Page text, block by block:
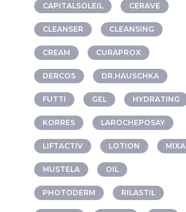
CAPITALSOLEIL CERAVE
CLEANSER CLEANSING
CREAM CURAPROX
DERCOS DR.HAUSCHKA
FUTTI GEL HYDRATING
KORRES LAROCHEPOSAY
LIFTACTIV LOTION MIXA
MUSTELA OIL
PHOTODERM RILASTIL